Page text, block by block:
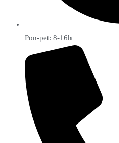
Pon-pet: 8-16h